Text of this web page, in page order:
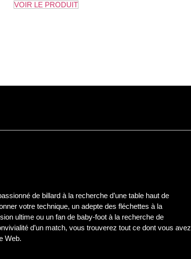
VOIR LE PRODUIT
de billard à la recherche d’une table haut de
votre technique, un adepte des fléchettes à la
ultime ou un fan de baby-foot à la recherche de
d’un match, vous trouverez tout ce dont vous avez
Web.